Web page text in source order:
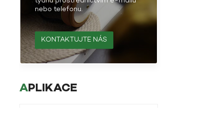
nebo telefonu.
KONTAKTUJTE NÁS
APLIKACE